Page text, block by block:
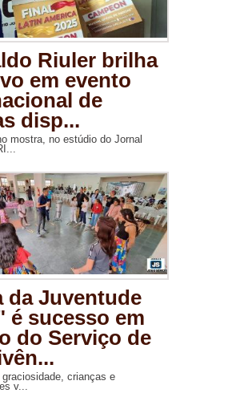
Riuler brilha
em evento
de
disp...
mostra, no estúdio do Jornal
da Juventude
é sucesso em
do Serviço de
crianças e
v...